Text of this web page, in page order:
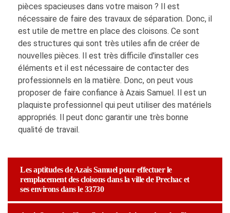
pièces spacieuses dans votre maison ? Il est
nécessaire de faire des travaux de séparation. Donc, il
est utile de mettre en place des cloisons. Ce sont
des structures qui sont très utiles afin de créer de
nouvelles pièces. Il est très difficile d'installer ces
éléments et il est nécessaire de contacter des
professionnels en la matière. Donc, on peut vous
proposer de faire confiance à Azais Samuel. Il est un
plaquiste professionnel qui peut utiliser des matériels
appropriés. Il peut donc garantir une très bonne
qualité de travail.
Les aptitudes de Azais Samuel pour effectuer le
remplacement des cloisons dans la ville de Prechac et
ses environs dans le 33730